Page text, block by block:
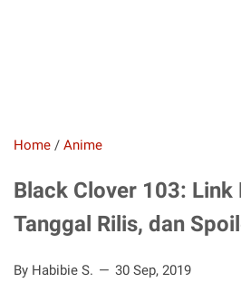
Home / Anime
Black Clover 103: Link
Tanggal Rilis, dan
By Habibie S. 30 Sep, 2019